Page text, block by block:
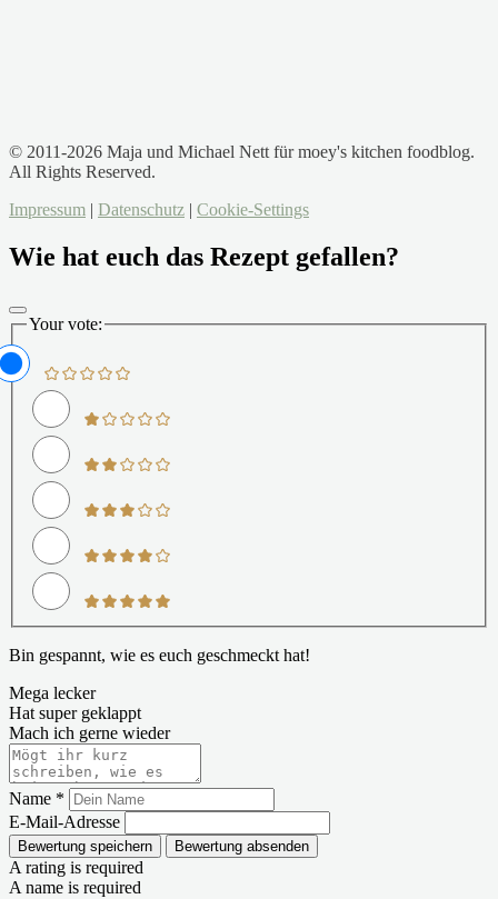
© 2011-2026 Maja und Michael Nett für moey's kitchen foodblog.
All Rights Reserved.
Impressum | Datenschutz | Cookie-Settings
Wie hat euch das Rezept gefallen?
Your vote:
Bin gespannt, wie es euch geschmeckt hat!
Mega lecker
Hat super geklappt
Mach ich gerne wieder
Name *
E-Mail-Adresse
Bewertung speichern Bewertung absenden
A rating is required
A name is required